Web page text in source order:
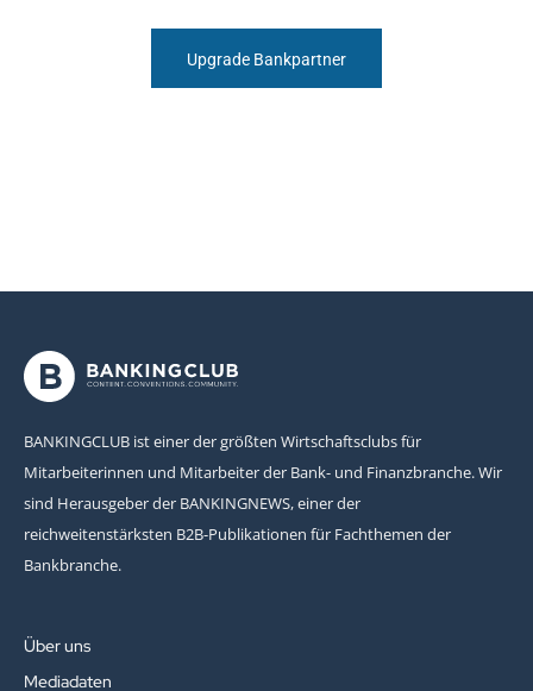
Upgrade Bankpartner
BANKINGCLUB ist einer der größten Wirtschaftsclubs für
Mitarbeiterinnen und Mitarbeiter der Bank- und Finanzbranche. Wir
sind Herausgeber der BANKINGNEWS, einer der
reichweitenstärksten B2B-Publikationen für Fachthemen der
Bankbranche.
Über uns
Mediadaten